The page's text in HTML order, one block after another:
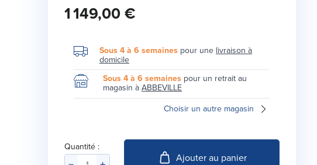
1 149,00 €
Sous 4 à 6 semaines pour unelivraison à
domicile
Sous 4 à 6 semaines pour un retrait au
magasin àABBEVILLE
Choisir un autre magasin
Quantité :
Ajouter au panier